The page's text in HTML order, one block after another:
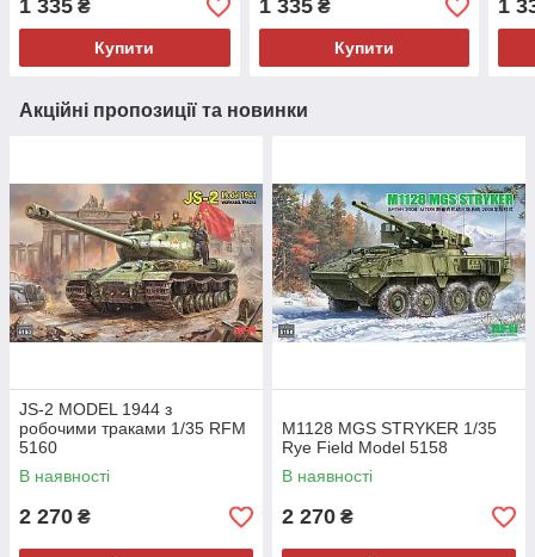
1 335 ₴
Купити
1 335₴
Купити
1
Акційні пропозиції та новинки
JS-2 MODEL 1944 з
робочими траками 1/35 RFM
5160
В наявності
2 270 ₴
M1128 MGS STRYKER 1/35
Rye Field Model 5158
В наявності
2 270 ₴